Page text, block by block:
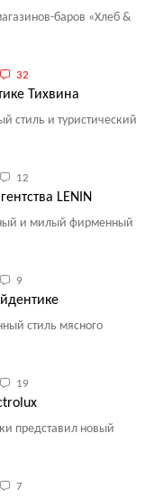
баров «Хлеб &
32
Тихвина
стиль и туристический
12
LENIN
и милый фирменный
9
стиль мясного
19
представил новый
7